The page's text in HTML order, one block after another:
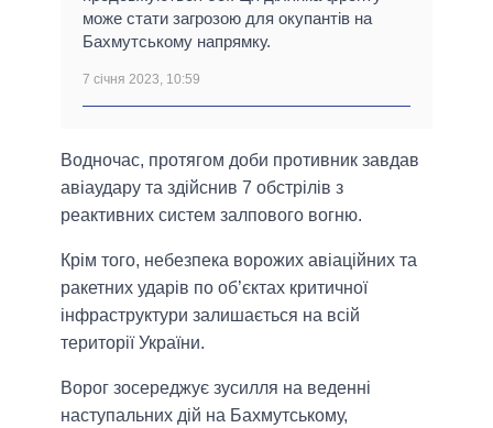
може стати загрозою для окупантів на
Бахмутському напрямку.
7 січня 2023, 10:59
Водночас, протягом доби противник завдав
авіаудару та здійснив 7 обстрілів з
реактивних систем залпового вогню.
Крім того, небезпека ворожих авіаційних та
ракетних ударів по об’єктах критичної
інфраструктури залишається на всій
території України.
Ворог зосереджує зусилля на веденні
наступальних дій на Бахмутському,